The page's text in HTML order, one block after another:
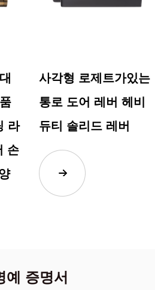
라
손
사각형 로제트가있는
통로 도어 레버 헤비
듀티 솔리드 레버
예 증명서